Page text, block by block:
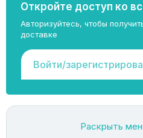
Откройте доступ ко
Авторизуйтесь, чтобы
доставке
Войти/
Раскрыть